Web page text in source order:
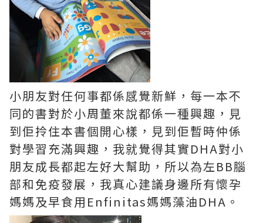
小朋友對任何事都係感覺新鮮，每一本不
同的書對於小周董來說都係一種興趣，見
到佢拎住本書個開心樣，見到佢暫時仲係
對學習充滿興趣，我就覺得其實DHA對小
朋友成長都起左好大幫助，所以為左BB腦
部和免疫發展，我真心建議身邊所有懷孕
媽媽及早食用Enfinitas媽媽藻油DHA。